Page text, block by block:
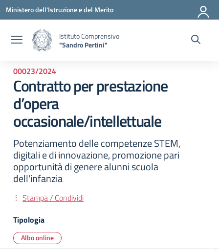
Vai ai contenuti
Vai al menu di navigazione
Vai al footer
Ministero dell'Istruzione e del Merito
Istituto Comprensivo
"Sandro Pertini"
00023/2024
Contratto per prestazione
d’opera
occasionale/intellettuale
Potenziamento delle competenze STEM,
digitali e di innovazione, promozione pari
opportunità di genere alunni scuola
dell'infanzia
Stampa / Condividi
Tipologia
Albo online